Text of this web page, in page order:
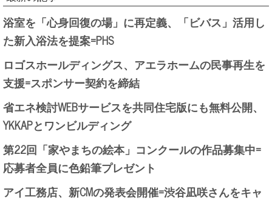
浴室を「心身回復の場」に再定義、「ビバス」活用し
た新入浴法を提案=PHS
ロゴスホールディングス、アエラホームの民事再生を
支援=スポンサー契約を締結
省エネ検討WEBサービスを共同住宅版にも無料公開、
YKKAPとワンビルディング
第22回「家やまちの絵本」コンクールの作品募集中=
応募者全員に色鉛筆プレゼント
アイ工務店、新CMの発表会開催=渋谷凪咲さんをキャ